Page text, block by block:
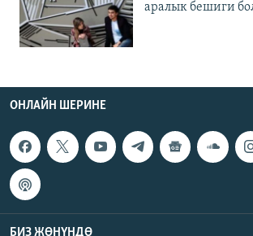
аралык бешиги
ОНЛАЙН ШЕРИНЕ
БИЗ ЖӨНҮНДӨ